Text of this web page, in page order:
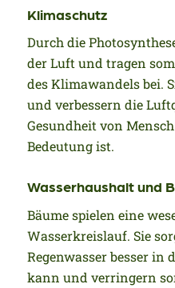
Klimaschutz
Durch die
der Luft und tragen
des Klimawandels bei.
und verbessern die
Gesundheit von
Bedeutung ist.
Wasserhaushalt und
Bäume spielen eine
Wasserkreislauf. Sie
Regenwasser besser in
kann und verringern